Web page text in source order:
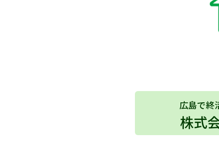
広島で終
株式